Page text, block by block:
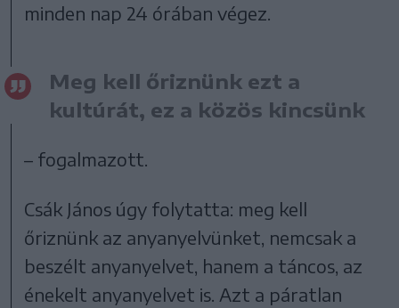
minden nap 24 órában végez.
Meg kell őriznünk ezt a
kultúrát, ez a közös kincsünk
– fogalmazott.
Csák János úgy folytatta: meg kell
őriznünk az anyanyelvünket, nemcsak a
beszélt anyanyelvet, hanem a táncos, az
énekelt anyanyelvet is. Azt a páratlan